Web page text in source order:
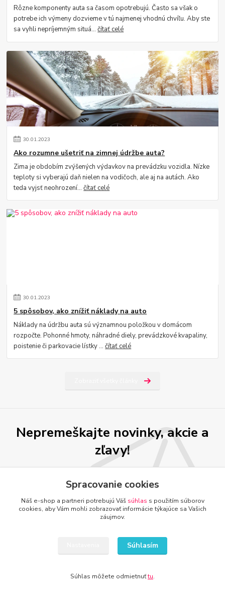
Rôzne komponenty auta sa časom opotrebujú. Často sa však o
potrebe ich výmeny dozvieme v tú najmenej vhodnú chvíľu. Aby ste
sa vyhli nepríjemným situá...čítať celé
30.01.2023
Ako rozumne ušetriť na zimnej údržbe auta?
Zima je obdobím zvýšených výdavkov na prevádzku vozidla. Nízke
teploty si vyberajú daň nielen na vodičoch, ale aj na autách. Ako
teda vyjsť neohrození...čítať celé
30.01.2023
5 spôsobov, ako znížiť náklady na auto
Náklady na údržbu auta sú významnou položkou v domácom
rozpočte. Pohonné hmoty, náhradné diely, prevádzkové kvapaliny,
poistenie či parkovacie lístky ...čítať celé
Nepremeškajte novinky, akcie a
zľavy!
Prihlásiť sa
Súhlasím so spracovaním osobných údajov za účelom zasielania newslettera.
Môžete sa kedykoľvek odhlásiť. Zasielame raz za 14 dní.
Spracovanie cookies
Náš e-shop a partneri potrebujú Váš súhlas s použitím súborov
cookies, aby Vám mohli zobrazovať informácie týkajúce sa Vašich
záujmov.
Súhlasím
Súhlas môžete odmietnuťtu.